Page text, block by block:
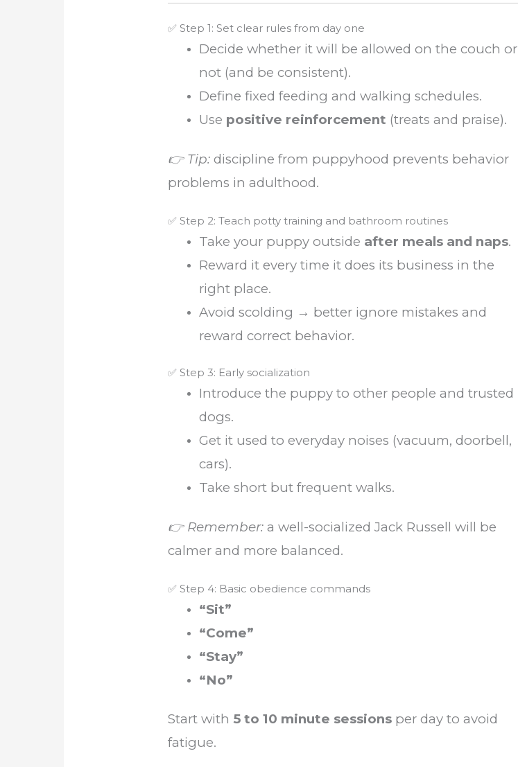
✅ Step 1: Set clear rules from day one
Decide whether it will be allowed on the couch or
not (and be consistent).
Define fixed feeding and walking schedules.
Use positive reinforcement (treats and praise).
👉 Tip: discipline from puppyhood prevents behavior
problems in adulthood.
✅ Step 2: Teach potty training and bathroom routines
Take your puppy outside after meals and naps.
Reward it every time it does its business in the
right place.
Avoid scolding → better ignore mistakes and
reward correct behavior.
✅ Step 3: Early socialization
Introduce the puppy to other people and trusted
dogs.
Get it used to everyday noises (vacuum, doorbell,
cars).
Take short but frequent walks.
👉 Remember: a well-socialized Jack Russell will be
calmer and more balanced.
✅ Step 4: Basic obedience commands
“Sit”
“Come”
“Stay”
“No”
Start with 5 to 10 minute sessions per day to avoid
fatigue.